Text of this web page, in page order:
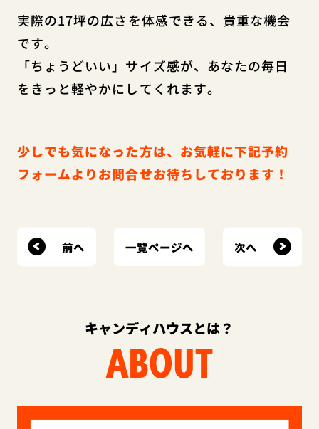
実際の17坪の広さを体感できる、貴重な機会
です。
「ちょうどいい」サイズ感が、あなたの毎日
をきっと軽やかにしてくれます。
少しでも気になった方は、お気軽に下記予約
フォームよりお問合せお待ちしております！
前へ 一覧ページへ 次へ
キャンディハウスとは？
ABOUT